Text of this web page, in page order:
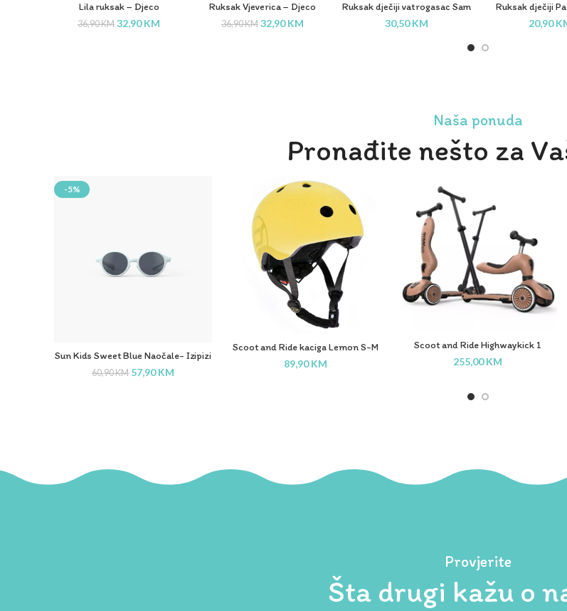
Lila ruksak – Djeco
36,90KM 32,90KM
Ruksak Vjeverica – Djeco
36,90KM 32,90KM
Ruksak dječiji vatrogasac Sam
Vadobag
30,50KM
Ruksak dječiji
Vadobag
20,90
Naša ponuda
Pronađite nešto za
-5%
Sun Kids Sweet Blue Naočale- Izipizi
60,90KM 57,90KM
Scoot and Ride kaciga Lemon S-M
veličina
89,90KM
Scoot and Ride Highwaykick 1
Push&Go Wildberry
255,00KM
Provjerite
Šta drugi kažu o